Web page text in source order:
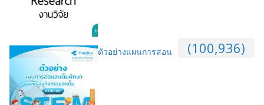
(100,936)
ตัวอย่างแผนการสอน